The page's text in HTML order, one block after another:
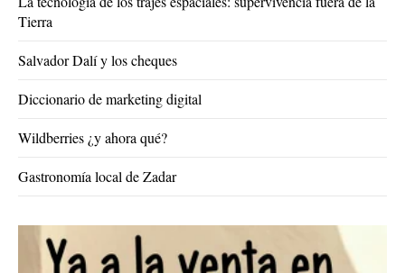
Tierra
Salvador Dalí y los cheques
Diccionario de marketing digital
Wildberries ¿y ahora qué?
Gastronomía local de Zadar